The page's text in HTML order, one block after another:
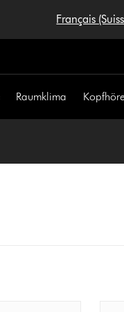
Français
Raumklima